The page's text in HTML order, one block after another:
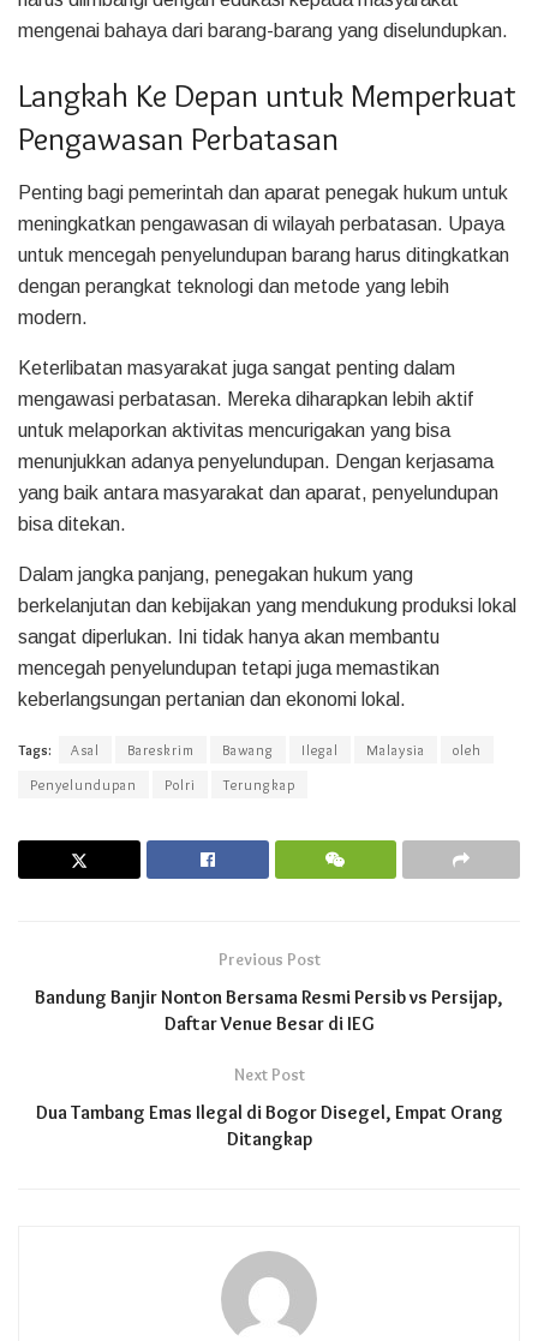
mengenai bahaya dari barang-barang yang diselundupkan.
Langkah Ke Depan untuk Memperkuat
Pengawasan Perbatasan
Penting bagi pemerintah dan aparat penegak hukum untuk
meningkatkan pengawasan di wilayah perbatasan. Upaya
untuk mencegah penyelundupan barang harus ditingkatkan
dengan perangkat teknologi dan metode yang lebih
modern.
Keterlibatan masyarakat juga sangat penting dalam
mengawasi perbatasan. Mereka diharapkan lebih aktif
untuk melaporkan aktivitas mencurigakan yang bisa
menunjukkan adanya penyelundupan. Dengan kerjasama
yang baik antara masyarakat dan aparat, penyelundupan
bisa ditekan.
Dalam jangka panjang, penegakan hukum yang
berkelanjutan dan kebijakan yang mendukung produksi lokal
sangat diperlukan. Ini tidak hanya akan membantu
mencegah penyelundupan tetapi juga memastikan
keberlangsungan pertanian dan ekonomi lokal.
Tags: Asal Bareskrim Bawang Ilegal Malaysia
oleh
Penyelundupan
Polri Terungkap
Previous Post
Bandung Banjir Nonton Bersama Resmi Persib vs Persijap,
Daftar Venue Besar di IEG
Next Post
Dua Tambang Emas Ilegal di Bogor Disegel, Empat Orang
Ditangkap